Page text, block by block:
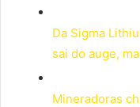
Da Sigma
sai do auge,
Mineradoras